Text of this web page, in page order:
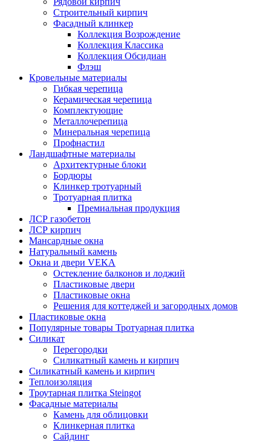
Строительный кирпич
Фасадный клинкер
Коллекция Возрождение
Коллекция Классика
Коллекция Обсидиан
Флэш
Кровельные материалы
Гибкая черепица
Керамическая черепица
Комплектующие
Металлочерепица
Минеральная черепица
Профнастил
Ландшафтные материалы
Архитектурные блоки
Бордюры
Клинкер тротуарный
Тротуарная плитка
Премиальная продукция
ЛСР газобетон
ЛСР кирпич
Мансардные окна
Натуральный камень
Окна и двери VEKA
Остекление балконов и лоджий
Пластиковые двери
Пластиковые окна
Решения для коттеджей и загородных домов
Пластиковые окна
Популярные товары Тротуарная плитка
Силикат
Перегородки
Силикатный камень и кирпич
Силикатный камень и кирпич
Теплоизоляция
Троутарная плитка Steingot
Фасадные материалы
Камень для облицовки
Клинкерная плитка
Сайдинг